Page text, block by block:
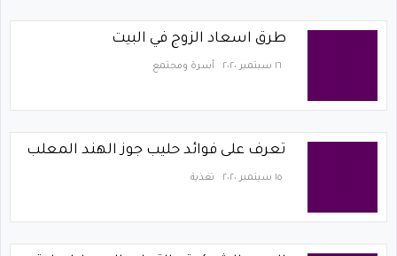
طرق اسعاد الزوج في البيت
١٦ سبتمبر ٢٠٢٠ أسرة ومجتمع
تعرف على فوائد حليب جوز الهند المعلب
١٥ سبتمبر ٢٠٢٠ تغذية